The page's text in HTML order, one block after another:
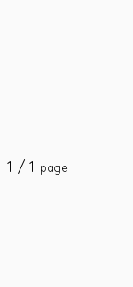
1 / 1 page